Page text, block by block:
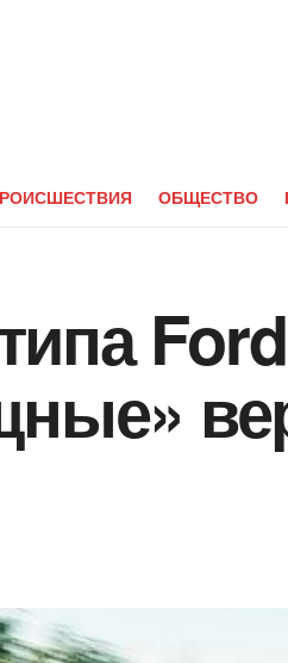
ОБЩЕСТВО